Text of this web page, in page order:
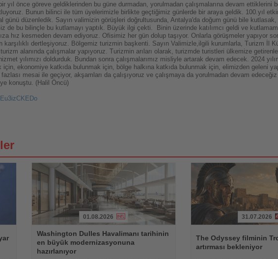
yıl önce göreve geldiklerinden bu güne durmadan, yorulmadan çalışmalarına devam ettiklerini
Bunun bilinci ile tüm üyelerimizle birlikte geçtiğimiz günlerde bir araya geldik. 100.yıl
günü düzenledik. Sayın valimizin görüşleri doğrultusunda, Antalya'da doğum günü bile kutlasak,
de bu bilinçle bu kutlamayı yaptık. Büyük ilgi çekti. Binin üzerinde katılımcı geldi ve
hız kesmeden devam ediyoruz. Ofisimiz her gün dolup taşıyor. Onlarla görüşmeler yapıyor
karşılıklı dertleşiyoruz. Bölgemiz turizmin başkenti. Sayın Valimizle,ilgili kurumlarla, Turizm İl
alanında çalışmalar yapıyoruz. Turizmin arıları olarak, turizmde turistleri ülkemize
yılımızı doldurduk. Bundan sonra çalışmalarımız misliyle artarak devam edecek. 2024
ekonomiye katkıda bulunmak için, bölge halkına katkıda bulunmak için, elimizden geleni
mesai ile geçiyor, akşamları da çalışıyoruz ve çalışmaya da yorulmadan devam edeceğiz
konuştu. (Halil Öncü)
Oku
01.08.2026
Washington Dulles Havalimanı tarihinin
en büyük modernizasyonuna
hazırlanıyor
Oku
31.07.2026
The Odyssey filminin
artırması bekleniyor